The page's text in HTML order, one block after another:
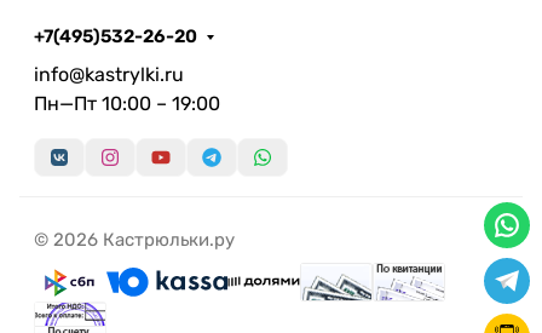
+7(495)532-26-20
info@kastrylki.ru
Пн—Пт 10:00 – 19:00
© 2026 Кастрюльки.ру